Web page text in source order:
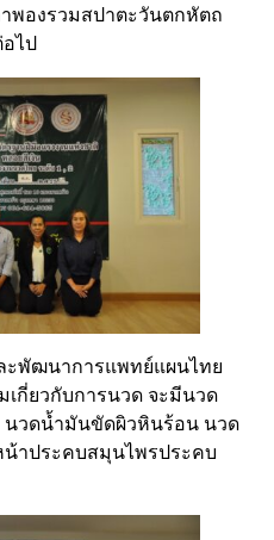
พองรวมสปาตะวันตกหัตถ
ไป
ะพัฒนาการแพทย์แผนไทย
กี่ยวกับการนวด จะมีนวด
นวดน้ำมันขัดผิวหินร้อน นวด
าประคบสมุนไพรประคบ